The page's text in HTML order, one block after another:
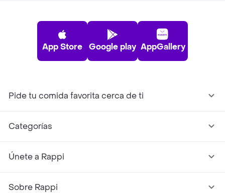
App Store Google play AppGallery
Pide tu comida favorita cerca de ti
Categorías
Únete a Rappi
Sobre Rappi